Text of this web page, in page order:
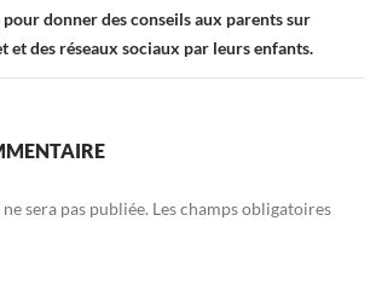
pour donner des conseils aux parents sur
et des réseaux sociaux par leurs enfants.
sera pas publiée. Les champs obligatoires